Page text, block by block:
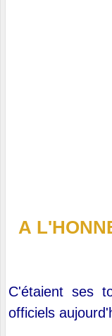
A
C'étaient ses
officiels